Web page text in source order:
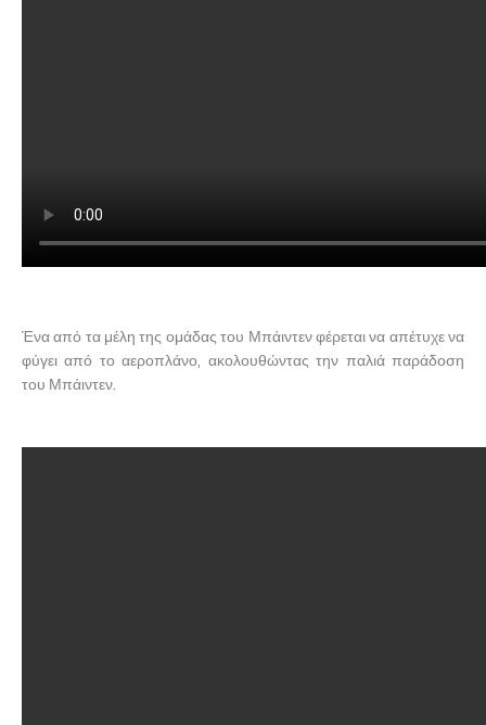
Ένα από τα μέλη της ομάδας του Μπάιντεν φέρεται να απέτυχε να
φύγει από το αεροπλάνο, ακολουθώντας την παλιά παράδοση
του Μπάιντεν.